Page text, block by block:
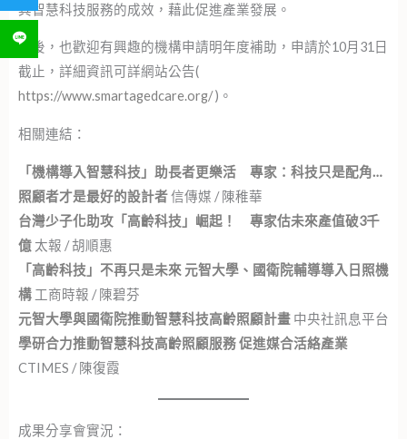
其智慧科技服務的成效，藉此促進產業發展。
最後，也歡迎有興趣的機構申請明年度補助，申請於10月31日
截止，詳細資訊可詳網站公告(
https://www.smartagedcare.org/)。
相關連結：
「機構導入智慧科技」助長者更樂活 專家：科技只是配角…
照顧者才是最好的設計者信傳媒 / 陳稚華
台灣少子化助攻「高齡科技」崛起！ 專家估未來產值破3千
億 太報 / 胡順惠
「高齡科技」不再只是未來 元智大學、國衛院輔導導入日照機
構 工商時報 / 陳碧芬
元智大學與國衛院推動智慧科技高齡照顧計畫 中央社訊息平台
學研合力推動智慧科技高齡照顧服務 促進媒合活絡產業
CTIMES / 陳復霞
成果分享會實況：
分享到 LINE